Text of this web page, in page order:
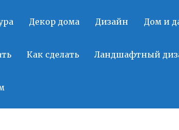
Декор дома Дизайн Дом и
Как сделать Ландшафтный